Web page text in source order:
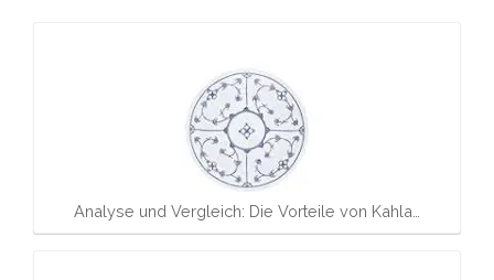
Analyse und Vergleich: Die Vorteile von Kahla…